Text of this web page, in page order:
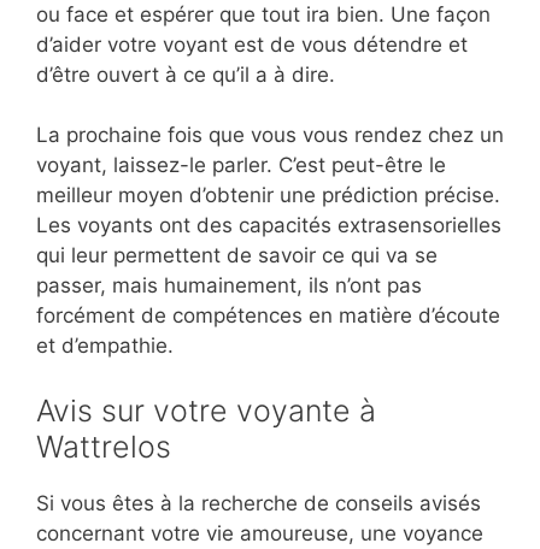
ou face et espérer que tout ira bien. Une façon
d’aider votre voyant est de vous détendre et
d’être ouvert à ce qu’il a à dire.
La prochaine fois que vous vous rendez chez un
voyant, laissez-le parler. C’est peut-être le
meilleur moyen d’obtenir une prédiction précise.
Les voyants ont des capacités extrasensorielles
qui leur permettent de savoir ce qui va se
passer, mais humainement, ils n’ont pas
forcément de compétences en matière d’écoute
et d’empathie.
Avis sur votre voyante à
Wattrelos
Si vous êtes à la recherche de conseils avisés
concernant votre vie amoureuse, une voyance